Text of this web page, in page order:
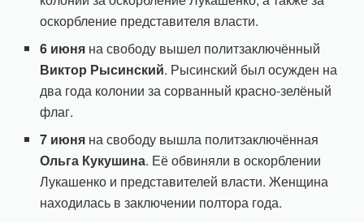
оскорбление представителя власти.
6 июня на свободу вышел политзаключённый
Виктор Рысинский. Рысинский был осужден на
два года колонии за сорванный красно-зелёный
флаг.
7 июня на свободу вышла политзаключённая
Ольга Кукушина. Её обвиняли в оскорблении
Лукашенко и представителей власти. Женщина
находилась в заключении полтора года.